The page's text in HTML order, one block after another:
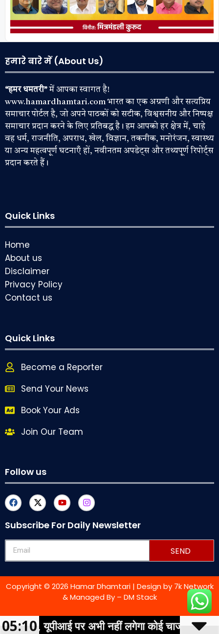
हमारे बारे में (About Us)
“हमर धमतरी”में आपका स्वागत है!
www.hamardhamtari.com भारत का एक अग्रणी और सत्यप्रिय
समाचार पोर्टल है, जो अपने पाठकों को सटीक, विश्वसनीय और निष्पक्ष
समाचार प्रदान करने के लिए प्रतिबद्ध है। हम आपको हर क्षेत्र में, चाहे
वह धर्म, राजनीति, अपराध, खेल, विज्ञान, तकनीक, मनोरंजन, स्वास्थ्य
या अन्य महत्वपूर्ण घटनाएँ हों, नवीनतम अपडेट्स और तथ्यपूर्ण रिपोर्ट्स
प्रदान करते हैं।
Quick Links
Home
About us
Disclaimer
Privacy Policy
Contact us
Quick Links
Become a Reporter
Send Your News
Book Your Ads
Join Our Team
Follow us
Subscribe For Daily Newsletter
SEND
Copyright © 2026 Hamar Dhamtari | Design by 7k Network
& Managed By – DM Stack
पर अभी नहीं लगेगा कोई चार्ज
05:10